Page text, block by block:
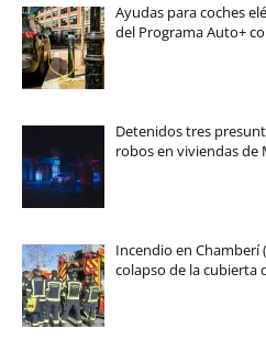
Ayudas para coches
del Programa Auto+
Detenidos tres
robos en viviendas de
Incendio en Chamberí
colapso de la cubierta